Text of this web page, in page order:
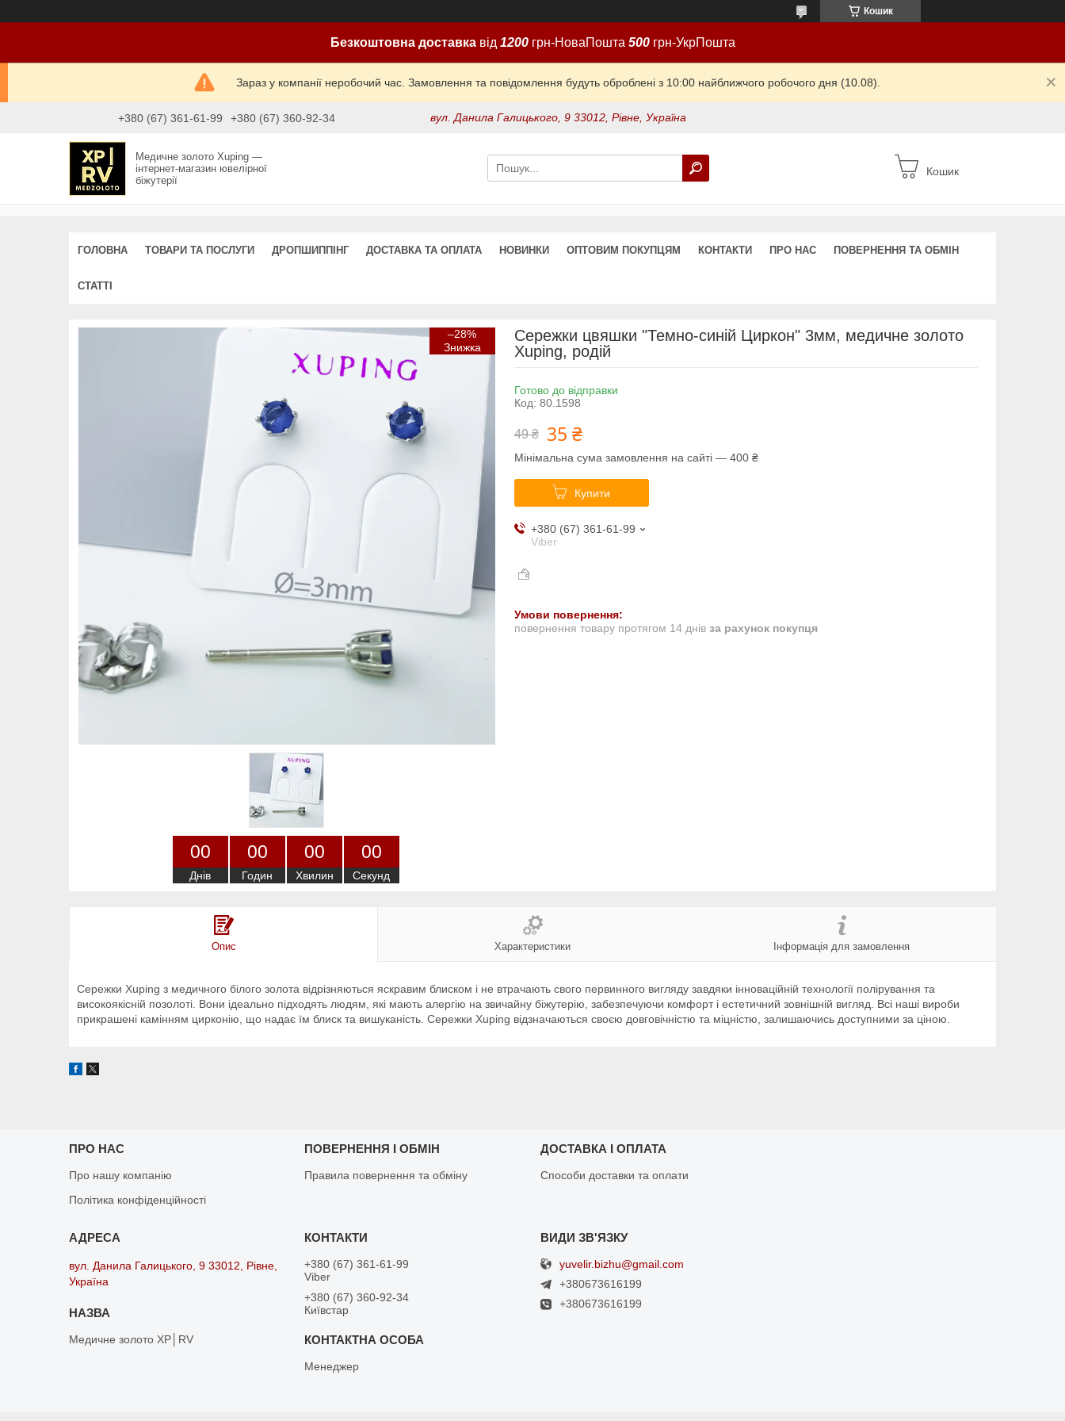
Кошик
Безкоштовна доставкавід 1200грн-НоваПошта 500грн-УкрПошта
Зараз у компанії неробочий час. Замовлення та повідомлення будуть оброблені з 10:00 найближчого робочого дня (10.08).
+380 (67) 361-61-99 +380 (67) 360-92-34 вул. Данила Галицького, 9 33012, Рівне, Україна
Медичне золото Xuping —
інтернет-магазин ювелірної
біжутерії
Кошик
ГОЛОВНА ТОВАРИ ТА ПОСЛУГИ ДРОПШИППІНГ ДОСТАВКА ТА ОПЛАТА НОВИНКИ ОПТОВИМ ПОКУПЦЯМ КОНТАКТИ ПРО НАС ПОВЕРНЕННЯ ТА ОБМІН
СТАТТІ
–28%
00
Днів
00
Годин
00
Хвилин
00
Секунд
Сережки цвяшки "Темно-синій Циркон" 3мм, медичне золото
Xuping, родій
Готово до відправки
Код: 80.1598
49 ₴ 35 ₴
Мінімальна сума замовлення на сайті — 400 ₴
Купити
+380 (67) 361-61-99
Viber
повернення товару протягом 14 днів за рахунок покупця
Опис Характеристики Інформація для замовлення
Сережки Xuping з медичного білого золота відрізняються яскравим блиском і не втрачають свого первинного вигляду завдяки інноваційній технології полірування та
високоякісній позолоті. Вони ідеально підходять людям, які мають алергію на звичайну біжутерію, забезпечуючи комфорт і естетичний зовнішній вигляд. Всі наші вироби
прикрашені камінням цирконію, що надає їм блиск та вишуканість. Сережки Xuping відзначаються своєю довговічністю та міцністю, залишаючись доступними за ціною.
ПРО НАС
Про нашу компанію
Політика конфіденційності
ПОВЕРНЕННЯ І ОБМІН
Правила повернення та обміну
ДОСТАВКА І ОПЛАТА
Способи доставки та оплати
вул. Данила Галицького, 9 33012, Рівне,
Україна
Медичне золото XP│RV
+380 (67) 361-61-99
Viber
+380 (67) 360-92-34
Київстар
Менеджер
yuvelir.bizhu@gmail.com
+380673616199
+380673616199